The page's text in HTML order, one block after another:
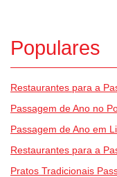
Populares
Restaurantes para a
Passagem de Ano no
Passagem de Ano em
Restaurantes para a
Pratos Tradicionais